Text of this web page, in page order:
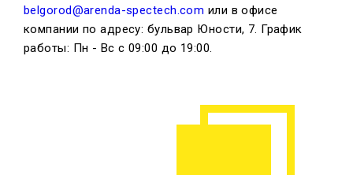
belgorod@arenda-spectech.com или в офисе
компании по адресу: бульвар Юности, 7. График
работы: Пн - Вс с 09:00 до 19:00.